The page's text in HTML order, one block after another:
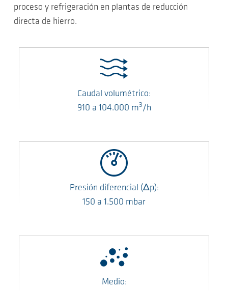
proceso y refrigeración en plantas de reducción
directa de hierro.
Caudal volumétrico:
910 a 104.000 m3/h
Presión diferencial (Δp):
150 a 1.500 mbar
Medio: